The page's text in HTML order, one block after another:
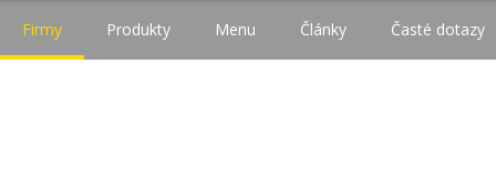
Firmy Produkty Menu Články Časté dotazy